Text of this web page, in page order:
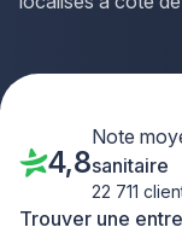
Trouver une
4,8
Note
sanitaire
22 711